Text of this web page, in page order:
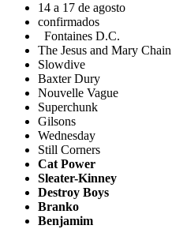
14 a 17 de agosto
confirmados
Fontaines D.C.
The Jesus and Mary Chain
Slowdive
Baxter Dury
Nouvelle Vague
Superchunk
Gilsons
Wednesday
Still Corners
Cat Power
Sleater-Kinney
Destroy Boys
Branko
Benjamim